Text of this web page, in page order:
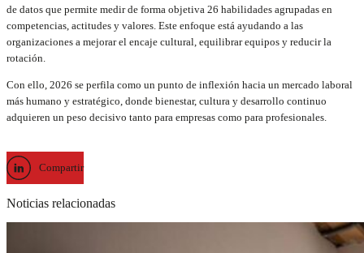
de datos que permite medir de forma objetiva 26 habilidades agrupadas en
competencias, actitudes y valores. Este enfoque está ayudando a las
organizaciones a mejorar el encaje cultural, equilibrar equipos y reducir la
rotación.
Con ello, 2026 se perfila como un punto de inflexión hacia un mercado laboral
más humano y estratégico, donde bienestar, cultura y desarrollo continuo
adquieren un peso decisivo tanto para empresas como para profesionales.
Compartir
Noticias relacionadas